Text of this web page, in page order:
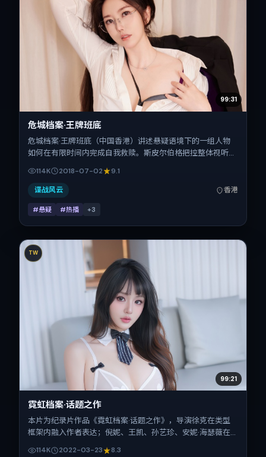
99:31
危城档案·王牌班底
危城档案·王牌班底（中国香港）讲述悬疑语境下的一组人物
如何在有限时间内完成自我救赎。斯皮尔伯格把控整体视听语
次丰富。影片定于 2018-07-02 起陆续登陆院线与网络平
台，暑期档公映，片长123分钟。
114K 2018-07-02 9.1
谍战风云 香港
#悬疑 #热播 +3
TW
99:21
霓虹档案·话题之作
本片为纪录片作品《霓虹档案·话题之作》，导演徐克在类型
框架内融入作者表达；倪妮、王凯、孙艺珍、安妮·海瑟薇在
114K 2022-03-23 8.3